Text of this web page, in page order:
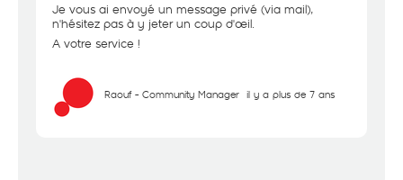
Je vous ai envoyé un message privé (via mail),
n'hésitez pas à y jeter un coup d'œil.
A votre service !
Raouf - Community Manager il y a plus de 7 ans